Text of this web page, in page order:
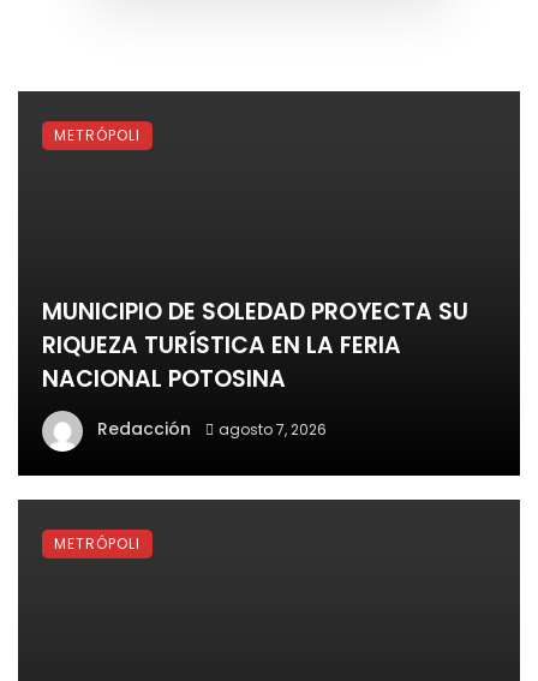
MUNICIPIO DE SOLEDAD PROYECTA SU
RIQUEZA TURÍSTICA EN LA FERIA
NACIONAL POTOSINA
Redacción agosto 7, 2026
METRÓPOLI
METRÓPOLI